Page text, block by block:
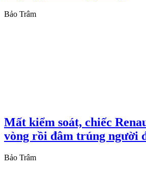
Bảo Trâm
Mất kiểm soát, chiếc
vòng rồi đâm trúng người
Bảo Trâm